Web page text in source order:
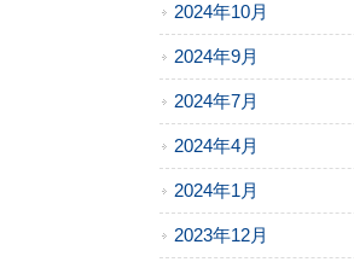
2024年10月
2024年9月
2024年7月
2024年4月
2024年1月
2023年12月